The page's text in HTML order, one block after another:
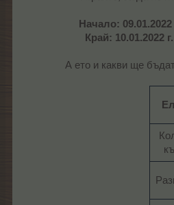
Начало: 09.01.2022
Край: 10.01.2022
А ето и какви ще